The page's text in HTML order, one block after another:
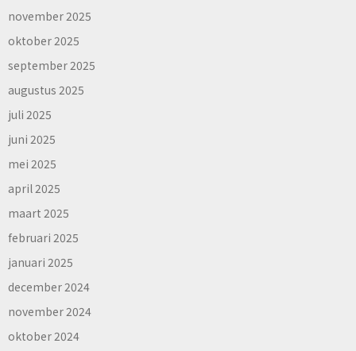
november 2025
oktober 2025
september 2025
augustus 2025
juli 2025
juni 2025
mei 2025
april 2025
maart 2025
februari 2025
januari 2025
december 2024
november 2024
oktober 2024